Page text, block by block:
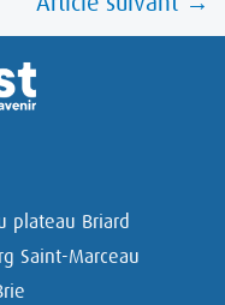
plateau Briard
Saint-Marceau